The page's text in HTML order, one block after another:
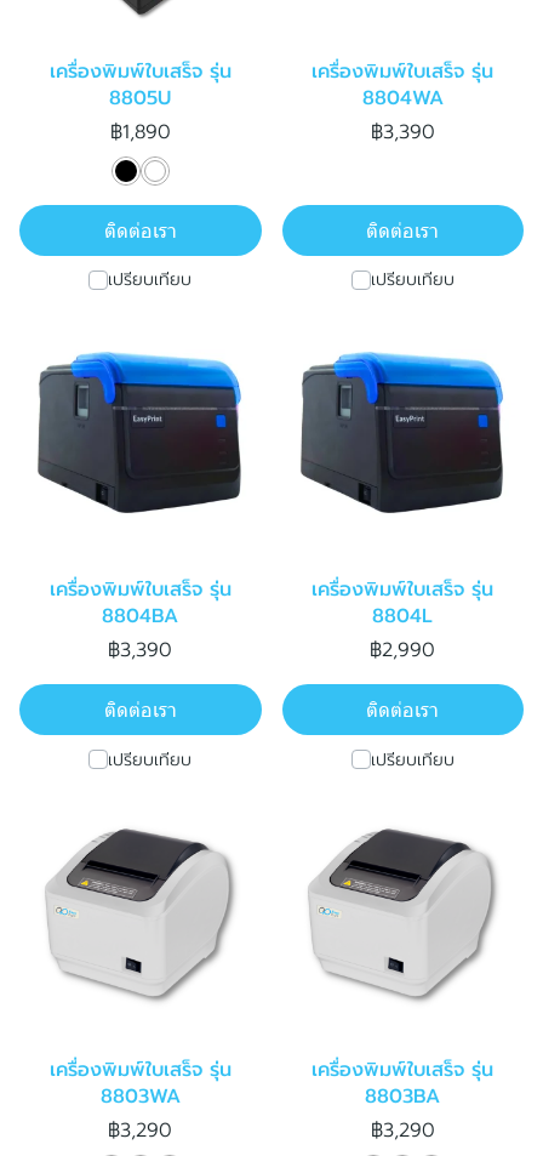
เครื่องพิมพ์ใบเสร็จ รุ่น
8805U
฿1,890
ติดต่อเรา
เปรียบเทียบ
เครื่องพิมพ์ใบเสร็จ รุ่น
8804WA
฿3,390
ติดต่อเรา
เปรียบเทียบ
เครื่องพิมพ์ใบเสร็จ รุ่น
8804BA
฿3,390
ติดต่อเรา
เปรียบเทียบ
เครื่องพิมพ์ใบเสร็จ รุ่น
8804L
฿2,990
ติดต่อเรา
เปรียบเทียบ
เครื่องพิมพ์ใบเสร็จ รุ่น
8803WA
฿3,290
เครื่องพิมพ์ใบเสร็จ รุ่น
8803BA
฿3,290